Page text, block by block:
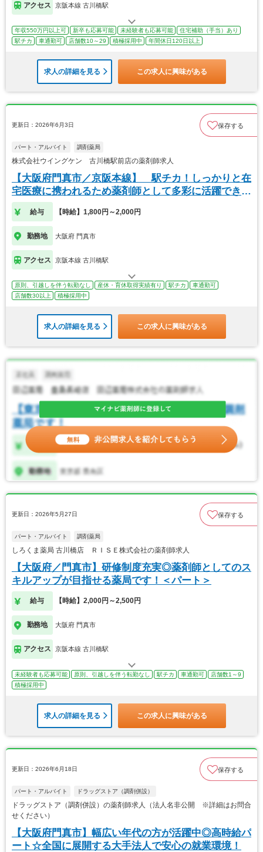
アクセス 京阪本線 古川橋駅
年収550万円以上可 新卒も応募可能 未経験者も応募可能
住宅補助（手当）あり
駅チカ
車通勤可 店舗数10～29 積極採用中 年間休日120日以上
求人の詳細を見る この求人に興味がある
更新日：2026年6月3日 保存する
パート・アルバイト 調剤薬局
株式会社ウイングケン 古川橋駅前店の薬剤師求人
【大阪府門真市／京阪本線】 駅チカ！しっかりと在
宅医療に携われるため薬剤師として多彩に活躍できま
す。
給与 【時給】1,800円～2,000円
勤務地 大阪府 門真市
アクセス 京阪本線 古川橋駅
原則、引越しを伴う転勤なし 産休・育休取得実績有り 駅チカ
車通勤可
店舗数30以上
積極採用中
求人の詳細を見る この求人に興味がある
更新日：2026年5月27日 保存する
パート・アルバイト 調剤薬局
しろくま薬局 古川橋店 ＲＩＳＥ株式会社の薬剤師求人
【大阪府／門真市】研修制度充実◎薬剤師としてのス
キルアップが目指せる薬局です！＜パート＞
給与 【時給】2,000円～2,500円
勤務地 大阪府 門真市
アクセス 京阪本線 古川橋駅
未経験者も応募可能 原則、引越しを伴う転勤なし 駅チカ 車通勤可
店舗数1～9
積極採用中
求人の詳細を見る この求人に興味がある
更新日：2026年6月18日 保存する
パート・アルバイト ドラッグストア（調剤併設）
ドラッグストア（調剤併設）の薬剤師求人（法人名非公開 ※詳細はお問合
せください）
【大阪府門真市】幅広い年代の方が活躍中◎高時給パ
ート☆全国に展開する大手法人で安心の就業環境！